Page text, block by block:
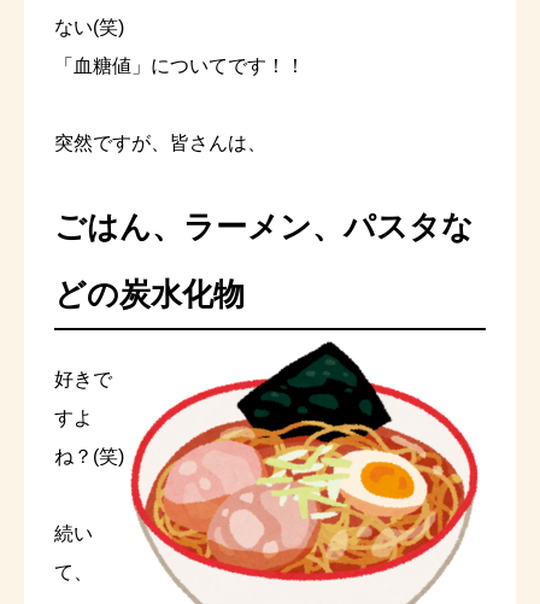
ない(笑)
「血糖値」についてです！！
突然ですが、皆さんは、
ごはん、ラーメン、パスタな
どの炭水化物
好きで
すよ
ね？(笑)
続い
て、